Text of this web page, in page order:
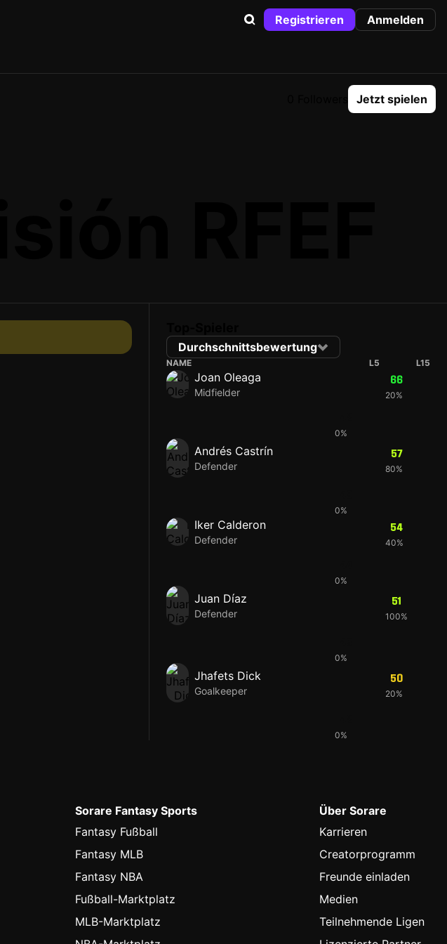
Registrieren Anmelden
Jetzt spielen
Durchschnittsbewertung
NAME L5 L15
Joan Oleaga
Midfielder
66
20%
0%
Andrés Castrín
Defender
57
80%
0%
Iker Calderon
Defender
54
40%
0%
Juan Díaz
Defender
51
100%
0%
Jhafets Dick
Goalkeeper
50
20%
0%
Sorare Fantasy Sports
Fantasy Fußball
Fantasy MLB
Fantasy NBA
Fußball-Marktplatz
MLB-Marktplatz
Über Sorare
Karrieren
Creatorprogramm
Freunde einladen
Medien
Teilnehmende Ligen